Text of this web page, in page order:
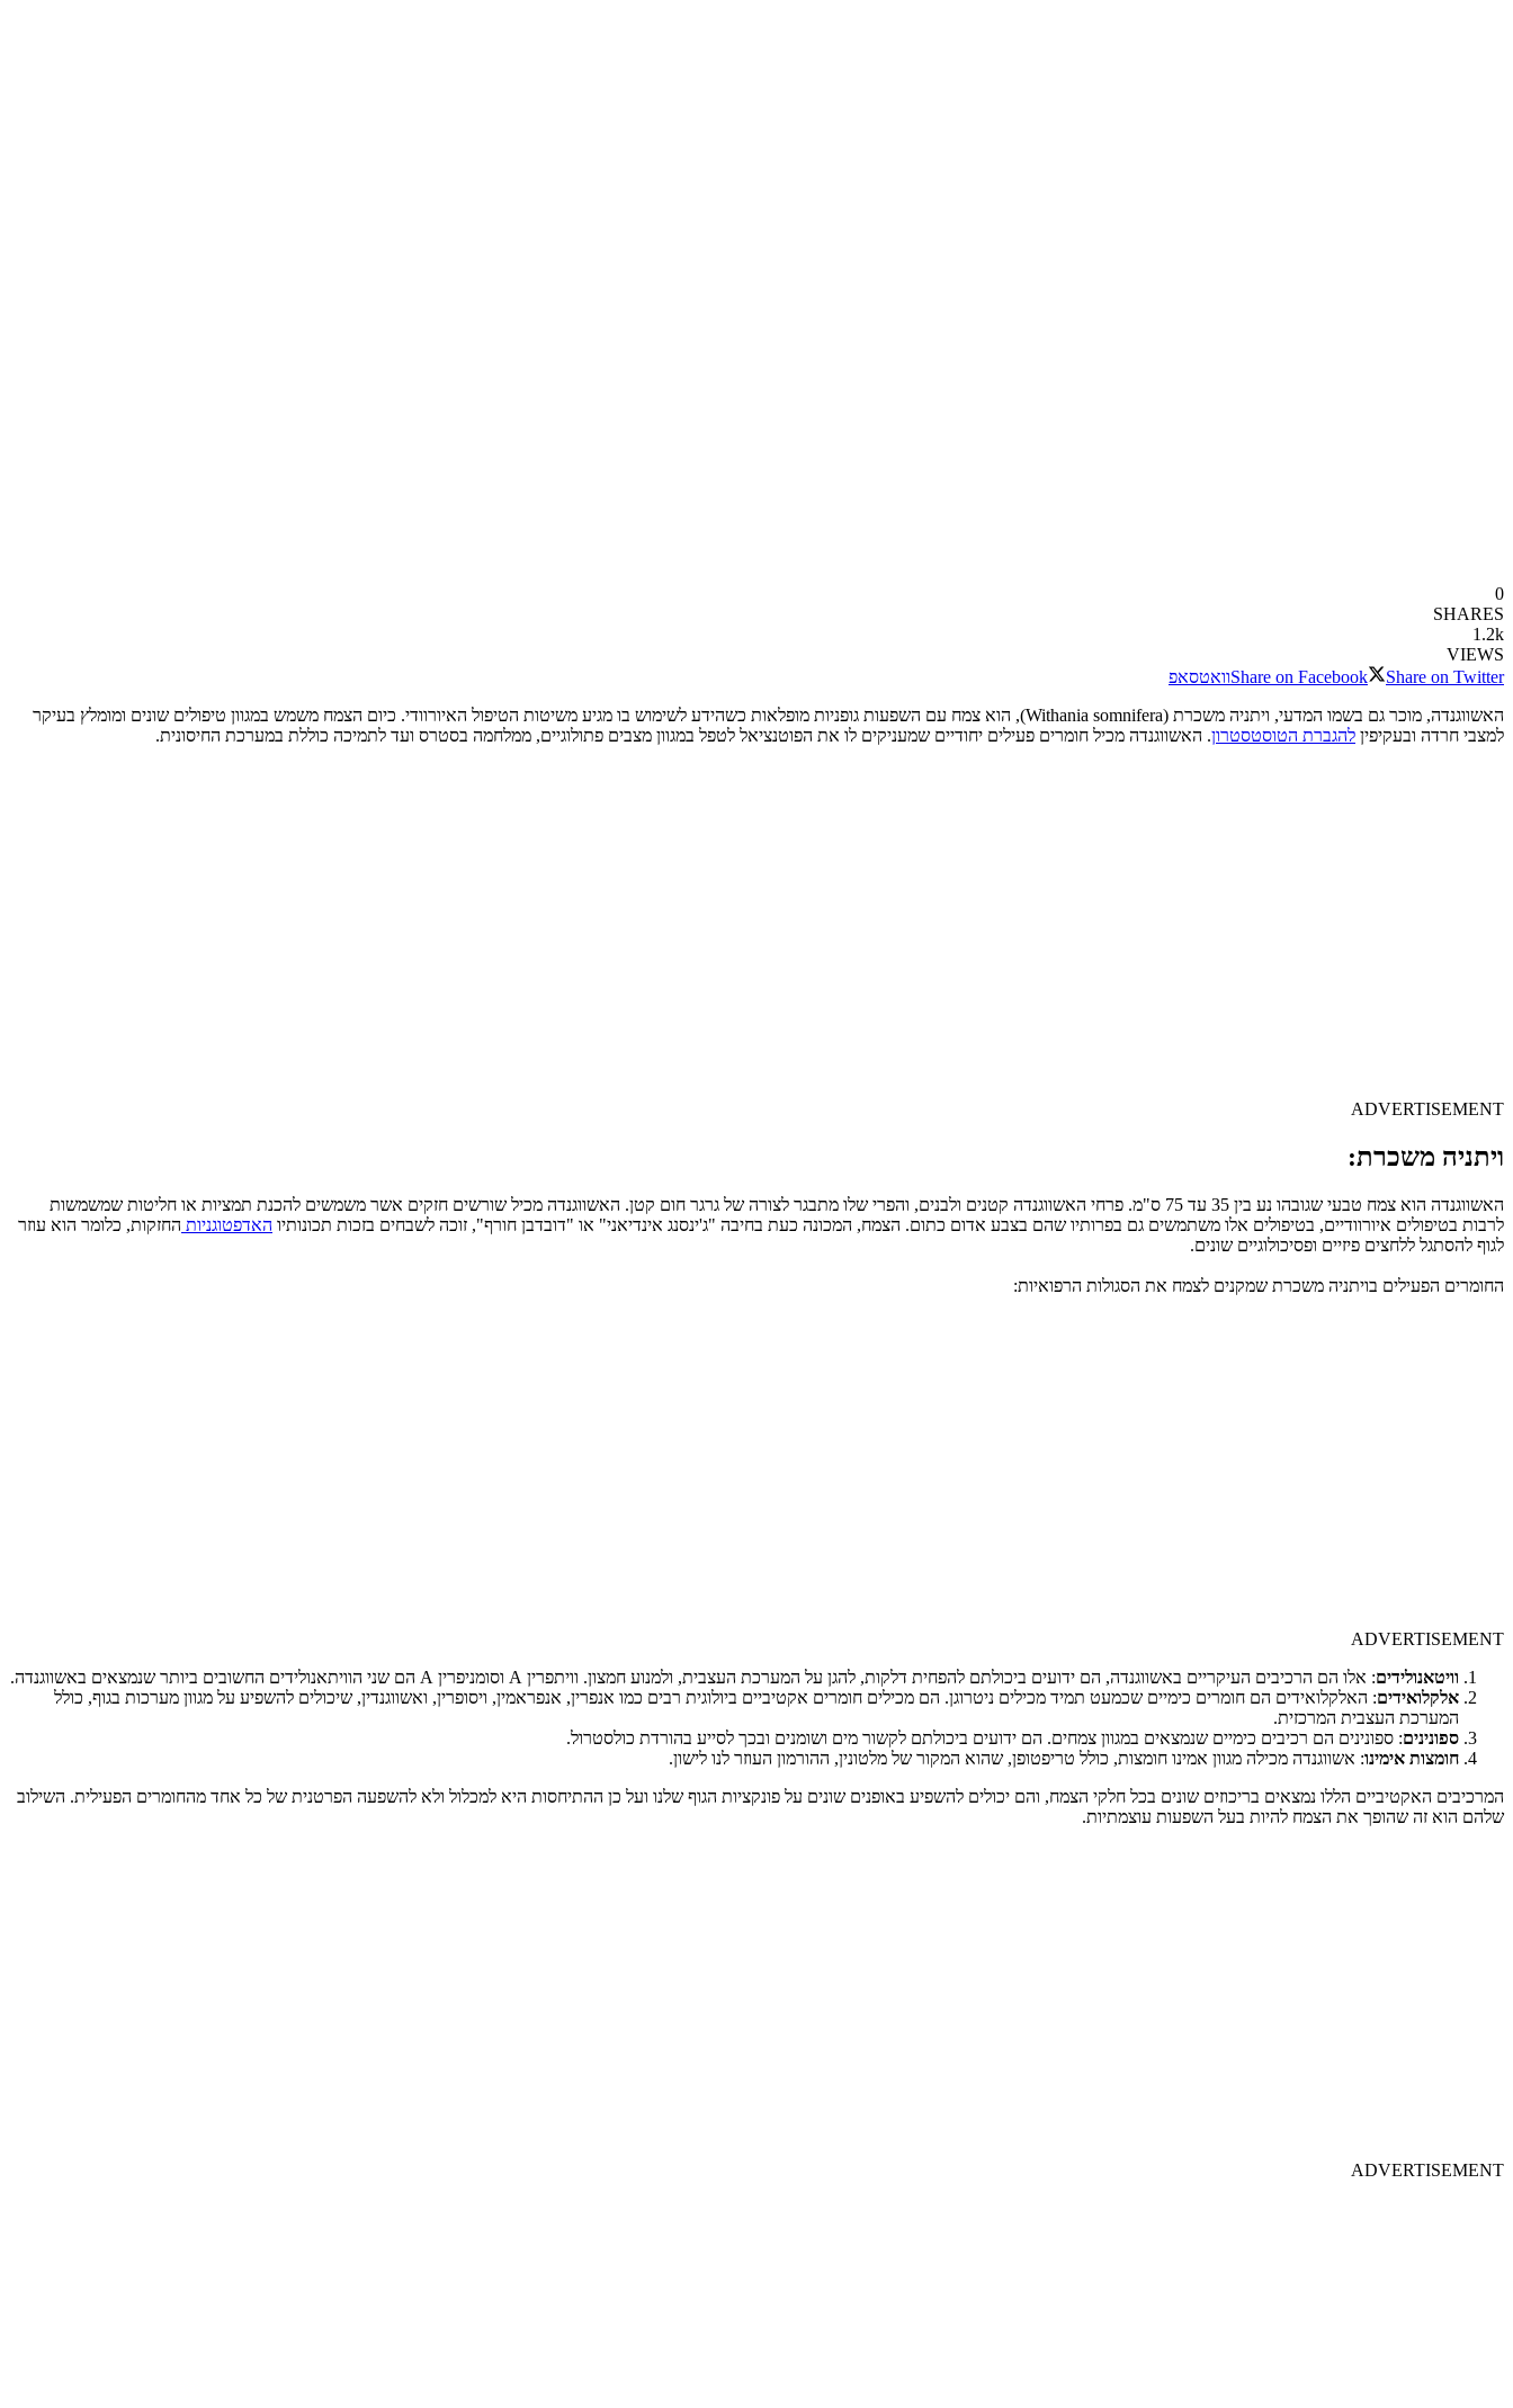
0
SHARES
1.2k
VIEWS
Share on Facebook
Share on Twitter
וואטסאפ
האשווגנדה, מוכר גם בשמו המדעי, ויתניה משכרת (Withania somnifera), הוא צמח עם השפעות גופניות מופלאות כשהידע לשימוש בו מגיע משיטות הטיפול האיורוודי. כיום הצמח משמש במגוון טיפולים שונים ומומלץ בעיקר
למצבי חרדה ובעקיפין להגברת הטוסטסטרון. האשווגנדה מכיל חומרים פעילים יחודיים שמעניקים לו את הפוטנציאל לטפל במגוון מצבים פתולוגיים, ממלחמה בסטרס ועד לתמיכה כוללת במערכת החיסונית.
ADVERTISEMENT
ויתניה משכרת:
האשווגנדה הוא צמח טבעי שגובהו נע בין 35 עד 75 ס"מ. פרחי האשווגנדה קטנים ולבנים, והפרי שלו מתבגר לצורה של גרגר חום קטן. האשווגנדה מכיל שורשים חזקים אשר משמשים להכנת תמציות או חליטות שמשמשות
לרבות בטיפולים איורוודיים, בטיפולים אלו משתמשים גם בפרותיו שהם בצבע אדום כתום. הצמח, המכונה כעת בחיבה "ג'ינסנג אינדיאני" או "דובדבן חורף", זוכה לשבחים בזכות תכונותיו האדפטוגניות החזקות, כלומר הוא עוזר
לגוף להסתגל ללחצים פיזיים ופסיכולוגיים שונים.
החומרים הפעילים בויתניה משכרת שמקנים לצמח את הסגולות הרפואיות:
ADVERTISEMENT
וויטאנולידים: אלו הם הרכיבים העיקריים באשווגנדה, הם ידועים ביכולתם להפחית דלקות, להגן על המערכת העצבית, ולמנוע חמצון. וויתפרין A וסומניפרין A הם שני הוויתאנולידים החשובים ביותר שנמצאים באשווגנדה.
אלקלואידים: האלקלואידים הם חומרים כימיים שכמעט תמיד מכילים ניטרוגן. הם מכילים חומרים אקטיביים ביולוגית רבים כמו אנפרין, אנפראמין, ויסופרין, ואשווגנדין, שיכולים להשפיע על מגוון מערכות בגוף, כולל
המערכת העצבית המרכזית.
ספונינים: ספונינים הם רכיבים כימיים שנמצאים במגוון צמחים. הם ידועים ביכולתם לקשור מים ושומנים ובכך לסייע בהורדת כולסטרול.
חומצות אימינו: אשווגנדה מכילה מגוון אמינו חומצות, כולל טריפטופן, שהוא המקור של מלטונין, ההורמון העוזר לנו לישון.
המרכיבים האקטיביים הללו נמצאים בריכוזים שונים בכל חלקי הצמח, והם יכולים להשפיע באופנים שונים על פונקציות הגוף שלנו ועל כן ההתיחסות היא למכלול ולא להשפעה הפרטנית של כל אחד מהחומרים הפעילית. השילוב
שלהם הוא זה שהופך את הצמח להיות בעל השפעות עוצמתיות.
ADVERTISEMENT